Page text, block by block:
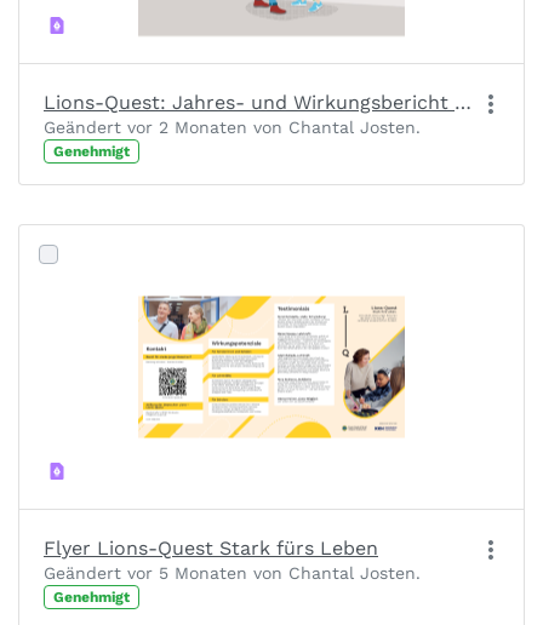
Lions-Quest: Jahres- und Wirkungsbericht 2025
Geändert vor 2 Monaten von Chantal Josten.
Genehmigt
Flyer Lions-Quest Stark fürs Leben
Geändert vor 5 Monaten von Chantal Josten.
Genehmigt